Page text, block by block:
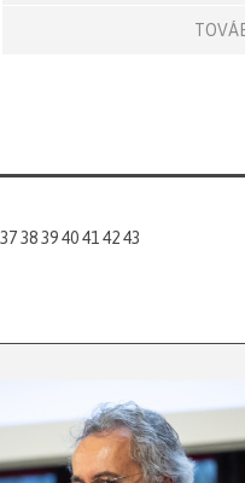
lovagkeresztjét Erdő Péter
3738394041 4243